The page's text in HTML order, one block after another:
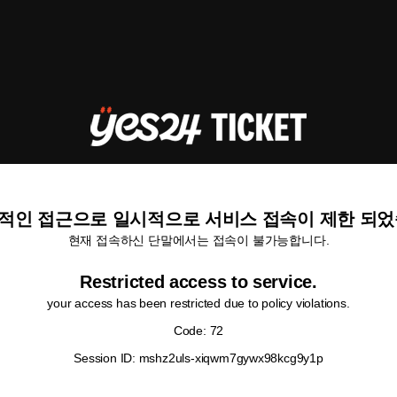
인 접근으로 일시적으로 서비스 접속이 제한 되
현재 접속하신 단말에서는 접속이 불가능합니다.
Restricted access to service.
your access has been restricted due to policy violations.
Code: 72
Session ID: mshz2uls-xiqwm7gywx98kcg9y1p